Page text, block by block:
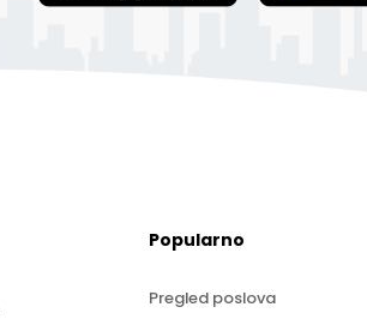
Popularno
Pregled poslova